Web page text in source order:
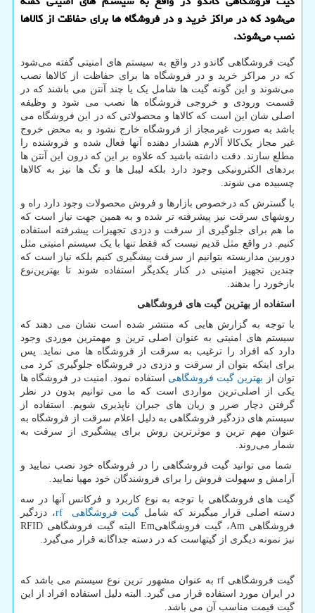
می‌شود كه در مراكز خرید و در فروشگاه ها برای حفاظت از كالاها
نصب می‌شوند.
گیت فروشگاهی گاندو در واقع به سیستم ‌های امنیتی گفته می‌شود
که در مراکز خرید و در فروشگاه ها برای حفاظت از کالاها نصب
می‌شوند و این گونه گیت ها شامل یک یا چند آنتن می باشند که در
قسمت ورودی و خروجی فروشگاه ها نصب می شود و وظیفه
اصلی شان این است که کالاها و محصولاتی که در این فروشگاه می
باشد به صورت غیرمجاز از فروشگاه خارج نشود و به محض خروج
غیر مجاز یک‌کالا آلارم هشدار دهنده آنها فعال شده و فروشنده را
مطلع سازند. دقت داشته باشید که علاوه بر این که درون این آنتن ها
بردهای الکترونیکی وجود دارد بلکه لیبل ها و تگ ها نیز به کالاها
چسبیده می شوند.
با گسترش که درخصوص بازارها و فروش محصولات وجود دارد راه و
روشهای سرقت نیز پیشرفته تر شده و به همین جهت نیاز است که
ما هم برای جلوگیری از سرقت و دزدی تجهیزات پیشرفته استفاده
کنیم. در واقع مثل قدیم نیست که فقط تنها با یک سیستم امنیتی مثل
دوربین مداربسته بتوانیم از سرقت پیشگیری کنیم بلکه نیاز است که
چندین تجهیز امنیتی در کنار یکدیگر استفاده شوند تا بهترین‌نوع
بازخورد را بدهند.
استفاده از بهترین گیت های فروشگاهی
با توجه به گزارش هایی که منتشر شده است نشان می دهند که
سیستم های امنیتی به عنوان اصلی ترین و مهمترین موردی وجود
دارد که افراد را ترغیب به سرقت از فروشگاه ها می نماید. پس
برای اینکه بتوان از سرقت و دزدی در فروشگاه جلوگیری کرد می
توان از بهترین گیت فروشگاهی استفاده نمود. امنیت در فروشگاه ها
یکی از اصلی‌ترین مواردی است که ما می توانیم بدون در نظر
گرفتن دچار ضرر و زیان های جبران ناپذیری شویم. استفاده از
سیستم های دزدگیر فروشگاهی به دلیل اعلام سرقت از فروشگاه به
عنوان مهم ترین و موثرترین روش برای پیشگیری از سرقت به
شمار می‌روند.
شما می توانید گیت فروشگاهی را در فروشگاه خود نصب نمایید و
آرامش و سهولت فروش را برای فروشندگان خود مهیا نمایید.
گیت های فروشگاهی با توجه به نوع کاربرد و فرکانس آنها در سه
دسته اصلی قرار میگیرند که شامل گیت فروشگاهیrf، دزدگیر
فروشگاهی Am، گیت فروشگاهیEm البته گیت فروشگاهی RFID
نیز نمونه دیگری از گیتهاست که در دسته جداگانه قرار می‌گیرد.
گیت فروشگاهیrf به عنوان مشهور ترین نوع سیستم می باشد که
در ایران مورد استفاده قرار می گیرد. البته دلیل استفاده افراد از این
گیت قیمت مناسب آن می باشد.